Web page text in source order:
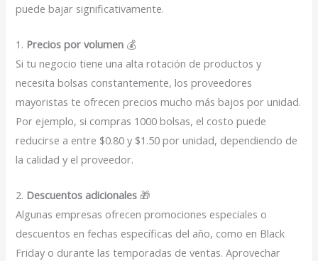
puede bajar significativamente.
1. Precios por volumen 💰
Si tu negocio tiene una alta rotación de productos y
necesita bolsas constantemente, los proveedores
mayoristas te ofrecen precios mucho más bajos por unidad.
Por ejemplo, si compras 1000 bolsas, el costo puede
reducirse a entre $0.80 y $1.50 por unidad, dependiendo de
la calidad y el proveedor.
2. Descuentos adicionales 🎁
Algunas empresas ofrecen promociones especiales o
descuentos en fechas específicas del año, como en Black
Friday o durante las temporadas de ventas. Aprovechar